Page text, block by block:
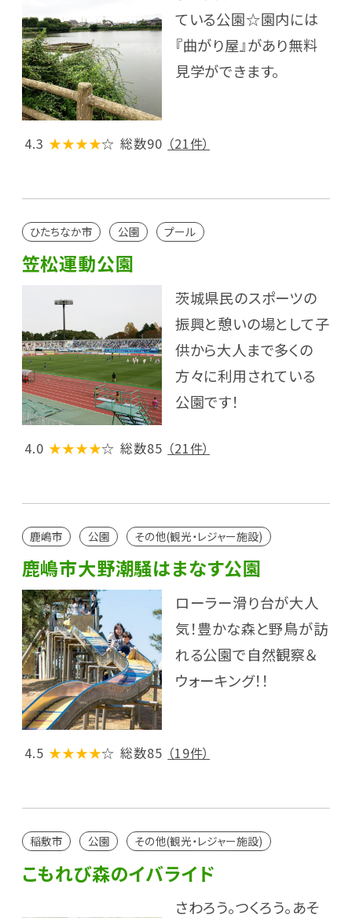
ている公園☆園内には
『曲がり屋』があり無料
見学ができます。
4.3 ★★★★☆ 総数90 （21件）
ひたちなか市 公園 プール
笠松運動公園
茨城県民のスポーツの
振興と憩いの場として子
供から大人まで多くの
方々に利用されている
公園です！
4.0 ★★★★☆ 総数85 （21件）
鹿嶋市 公園 その他(観光・レジャー施設)
鹿嶋市大野潮騒はまなす公園
ローラー滑り台が大人
気！豊かな森と野鳥が訪
れる公園で自然観察＆
ウォーキング！！
4.5 ★★★★☆ 総数85 （19件）
稲敷市 公園 その他(観光・レジャー施設)
こもれび森のイバライド
さわろう。つくろう。あそ